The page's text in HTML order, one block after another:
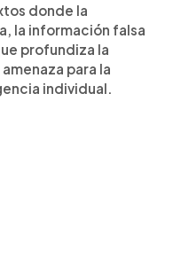
donde la
la información falsa
profundiza la
para la
individual.